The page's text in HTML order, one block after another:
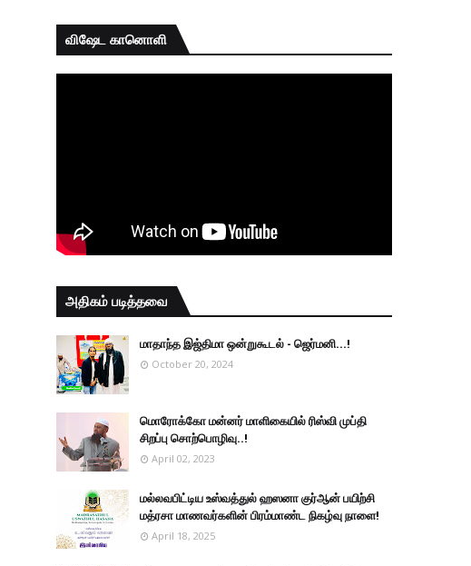
விஷேட கானொளி
அதிகம் படித்தவை
மாதாந்த இஜ்திமா ஒன்றுகூடல் - ஜெர்மனி…!
October 20, 2024
மொரோக்கோ மன்னர் மாளிகையில் ரிஸ்வி முப்தி
சிறப்பு சொற்பொழிவு..!
April 02, 2023
மல்லவபிட்டிய உஸ்வத்துல் ஹஸனா குர்ஆன் பயிற்சி
மத்ரசா மாணவர்களின் பிரம்மாண்ட நிகழ்வு நாளை!
April 18, 2025